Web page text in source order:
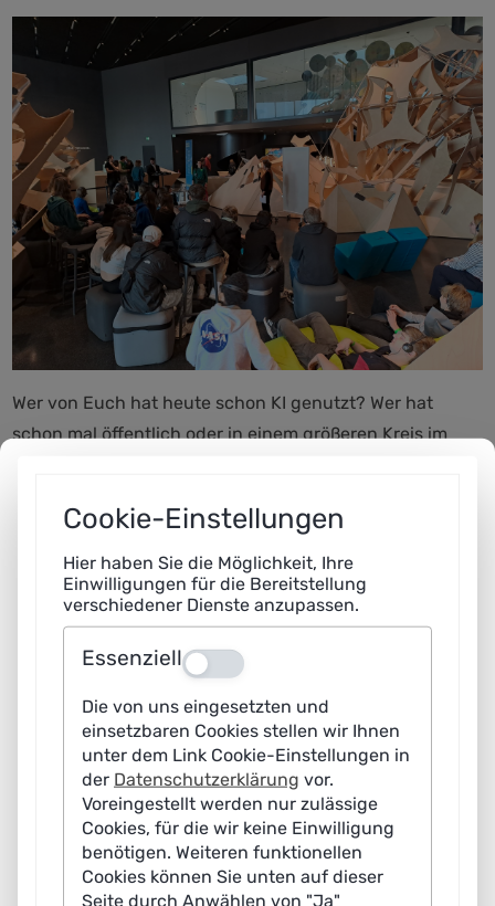
Wer von Euch hat heute schon KI genutzt? Wer hat
schon mal öffentlich oder in einem größeren Kreis im
durch Social Media schon mal die Meinung geändert?
Wer ist schon mal auf Falschnachrichten gestoßen?
Jessica Heesen, Leiterin des Forschungsschwerpunkts
Medienethik und Informationstechnik am
Internationalen Zentrum für Ethik in den
Wissenschaften (IZEW) der Universität Tübingen und
Mitglied der Plattform Lernende Systeme, hatte jede
Menge Aufwärmfragen mitgebracht, um mit Berliner
Schülerinnen und Schüler der Katholischen Schule
Salvator und der Wilhelm-von-Humboldt-
Gemeinschaftsschule ins Gespräch zu kommen.
KI-basierte Systeme steuern die Art, wie Menschen in
Cookie-Einstellungen
Hier haben Sie die Möglichkeit, Ihre
Einwilligungen für die Bereitstellung
verschiedener Dienste anzupassen.
Essenziell Aus
Die von uns eingesetzten und
einsetzbaren Cookies stellen wir Ihnen
unter dem Link Cookie-Einstellungen in
der Datenschutzerklärung vor.
Voreingestellt werden nur zulässige
Cookies, für die wir keine Einwilligung
benötigen. Weiteren funktionellen
Cookies können Sie unten auf dieser
Seite durch Anwählen von "Ja"